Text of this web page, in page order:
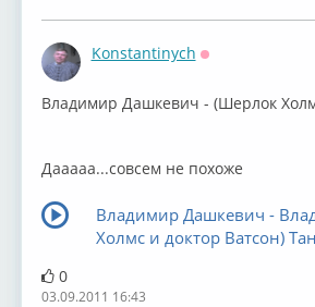
Konstantinych
Владимир Дашкевич - (Шерлок
Дааааа...совсем не похоже
Владимир Дашкевич -
Холмс и доктор Ватсон)
0
03.09.2011 16:43